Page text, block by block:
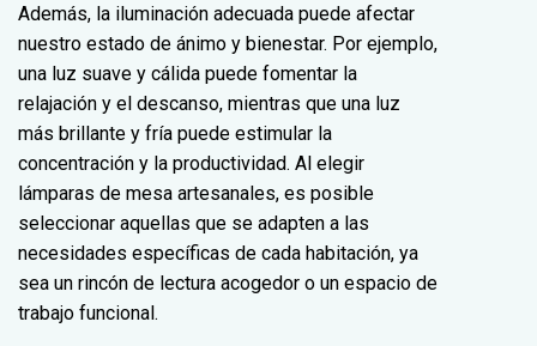
Además, la iluminación adecuada puede afectar
nuestro estado de ánimo y bienestar. Por ejemplo,
una luz suave y cálida puede fomentar la
relajación y el descanso, mientras que una luz
más brillante y fría puede estimular la
concentración y la productividad. Al elegir
lámparas de mesa artesanales, es posible
seleccionar aquellas que se adapten a las
necesidades específicas de cada habitación, ya
sea un rincón de lectura acogedor o un espacio de
trabajo funcional.